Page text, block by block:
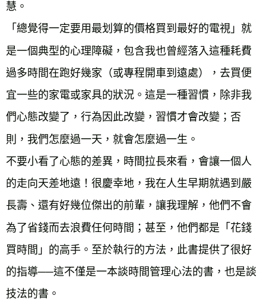
慧。
「總覺得一定要用最划算的價格買到最好的電視」就
是一個典型的心理障礙，包含我也曾經落入這種耗費
過多時間在跑好幾家（或專程開車到遠處），去買便
宜一些的家電或家具的狀況。這是一種習慣，除非我
們心態改變了，行為因此改變，習慣才會改變；否
則，我們怎麼過一天，就會怎麼過一生。
不要小看了心態的差異，時間拉長來看，會讓一個人
的走向天差地遠！很慶幸地，我在人生早期就遇到嚴
長壽、還有好幾位傑出的前輩，讓我理解，他們不會
為了省錢而去浪費任何時間；甚至，他們都是「花錢
買時間」的高手。至於執行的方法，此書提供了很好
的指導──這不僅是一本談時間管理心法的書，也是談
技法的書。